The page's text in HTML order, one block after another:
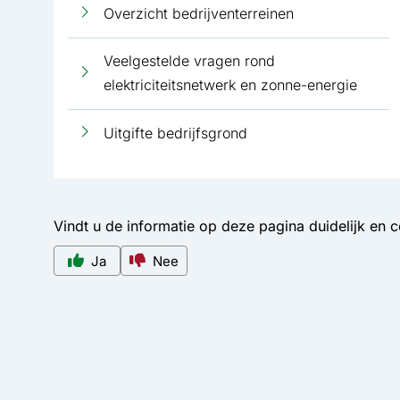
Overzicht bedrijventerreinen
Veelgestelde vragen rond
elektriciteitsnetwerk en zonne-energie
Uitgifte bedrijfsgrond
Vindt u de informatie op deze pagina duidelijk en
Ja Nee